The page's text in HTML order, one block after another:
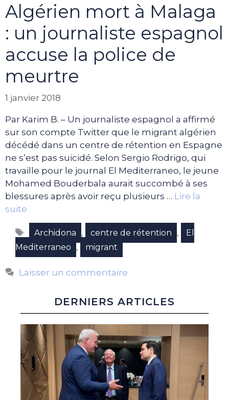
Algérien mort à Malaga
: un journaliste espagnol
accuse la police de
meurtre
1 janvier 2018
Par Karim B. – Un journaliste espagnol a affirmé
sur son compte Twitter que le migrant algérien
décédé dans un centre de rétention en Espagne
ne s’est pas suicidé. Selon Sergio Rodrigo, qui
travaille pour le journal El Mediterraneo, le jeune
Mohamed Bouderbala aurait succombé à ses
blessures après avoir reçu plusieurs … Lire la
suite
Étiquettes
Archidona , centre de rétention ,
El
Mediterraneo
, migrant
Laisser un commentaire
DERNIERS ARTICLES